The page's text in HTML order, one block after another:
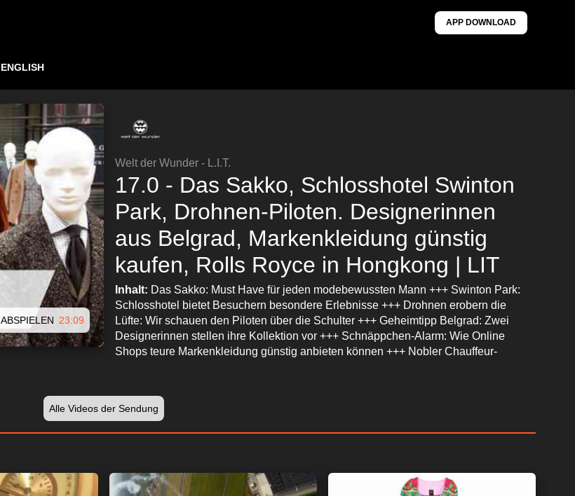
APP DOWNLOAD
ENGLISH
ABSPIELEN 23:09
Welt der Wunder - L.I.T.
17.0 - Das Sakko, Schlosshotel Swinton
Park, Drohnen-Piloten. Designerinnen
aus Belgrad, Markenkleidung günstig
kaufen, Rolls Royce in Hongkong | LIT
Inhalt: Das Sakko: Must Have für jeden modebewussten Mann +++ Swinton Park:
Schlosshotel bietet Besuchern besondere Erlebnisse +++ Drohnen erobern die
Lüfte: Wir schauen den Piloten über die Schulter +++ Geheimtipp Belgrad: Zwei
Designerinnen stellen ihre Kollektion vor +++ Schnäppchen-Alarm: Wie Online
Shops teure Markenkleidung günstig anbieten können +++ Nobler Chauffeur-
Alle Videos der Sendung